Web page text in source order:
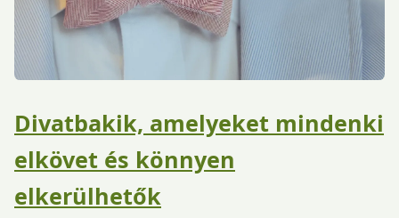
Divatbakik, amelyeket mindenki
elkövet és könnyen
elkerülhetők